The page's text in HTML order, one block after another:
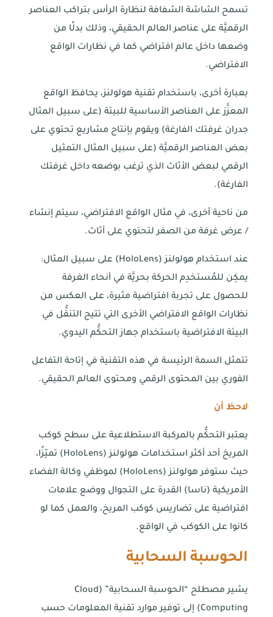
تسمح الشاشة الشفافة لنظارة الرأس بتراكب العناصر
الرقميَّة على عناصر العالم الحقيقي، وذلك بدلًا من
وضعها داخل عالم افتراضي كما في نظارات الواقع
الافتراضي.
بعبارة أخرى، باستخدام تقنية هولولنز، يحافظ الواقع
المعزَّز على العناصر الأساسية للبيئة (على سبيل المثال
جدران غرفتك الفارغة) ويقوم بإنتاج مشاريع تحتوي على
بعض العناصر الرقميَّة (على سبيل المثال التمثيل
الرقمي لبعض الأثاث الذي ترغب بوضعه داخل غرفتك
الفارغة).
من ناحية أخرى، في مثال الواقع الافتراضي، سيتم إنشاء
/ عرض غرفة من الصفر لتحتوي على أثاث.
عند استخدام هولولنز (HoloLens) على سبيل المثال:
يمكِن للمُستخدِم الحركة بحريَّة في أنحاء الغرفة
للحصول على تجربة افتراضية مثيرة، على العكس من
نظارات الواقع الافتراضي الأخرى التي تتيح التنقُّل في
البيئة الافتراضية باستخدام جهاز التحكُّم اليدوي.
تتمثل السمة الرئيسة في هذه التقنية في إتاحة التفاعل
الفوري بين المحتوى الرقمي ومحتوى العالم الحقيقي.
لاحظ أن
يعتبر التحكُّم بالمركبة الاستطلاعية على سطح كوكب
المريخ أحد أكثر استخدامات هولولنز (HoloLens) تميّزًا،
حيث ستوفر هولولنز (HoloLens) لموظفي وكالة الفضاء
الأمريكية (ناسا) القدرة على التجوال ووضع علامات
افتراضية على تضاريس كوكب المريخ، والعمل كما لو
كانوا على الكوكب في الواقع.
الحوسبة السحابية
يشير مصطلح “الحوسبة السحابية” (Cloud
Computing) إلى توفير موارد تقنية المعلومات حسب